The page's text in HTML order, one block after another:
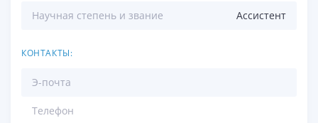
Научная степень и звание Ассистент
КОНТАКТЫ:
Э-почта
Телефон